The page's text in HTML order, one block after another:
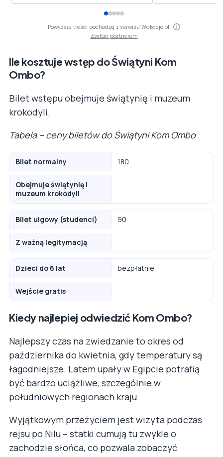
Powyższe treści pochodzą z serwisu Wakacje.pl
Zostań partnerem
Ile kosztuje wstęp do Świątyni Kom
Ombo?
Bilet wstępu obejmuje świątynię i muzeum
krokodyli.
Tabela – ceny biletów do Świątyni Kom Ombo
Bilet normalny 180
Obejmuje świątynię i
muzeum krokodyli
Bilet ulgowy (studenci) 90
Z ważną legitymacją
Dzieci do 6 lat bezpłatnie
Wejście gratis
Kiedy najlepiej odwiedzić Kom Ombo?
Najlepszy czas na zwiedzanie to okres od
października do kwietnia, gdy temperatury są
łagodniejsze. Latem upały w Egipcie potrafią
być bardzo uciążliwe, szczególnie w
południowych regionach kraju.
Wyjątkowym przeżyciem jest wizyta podczas
rejsu po Nilu – statki cumują tu zwykle o
zachodzie słońca, co pozwala zobaczyć